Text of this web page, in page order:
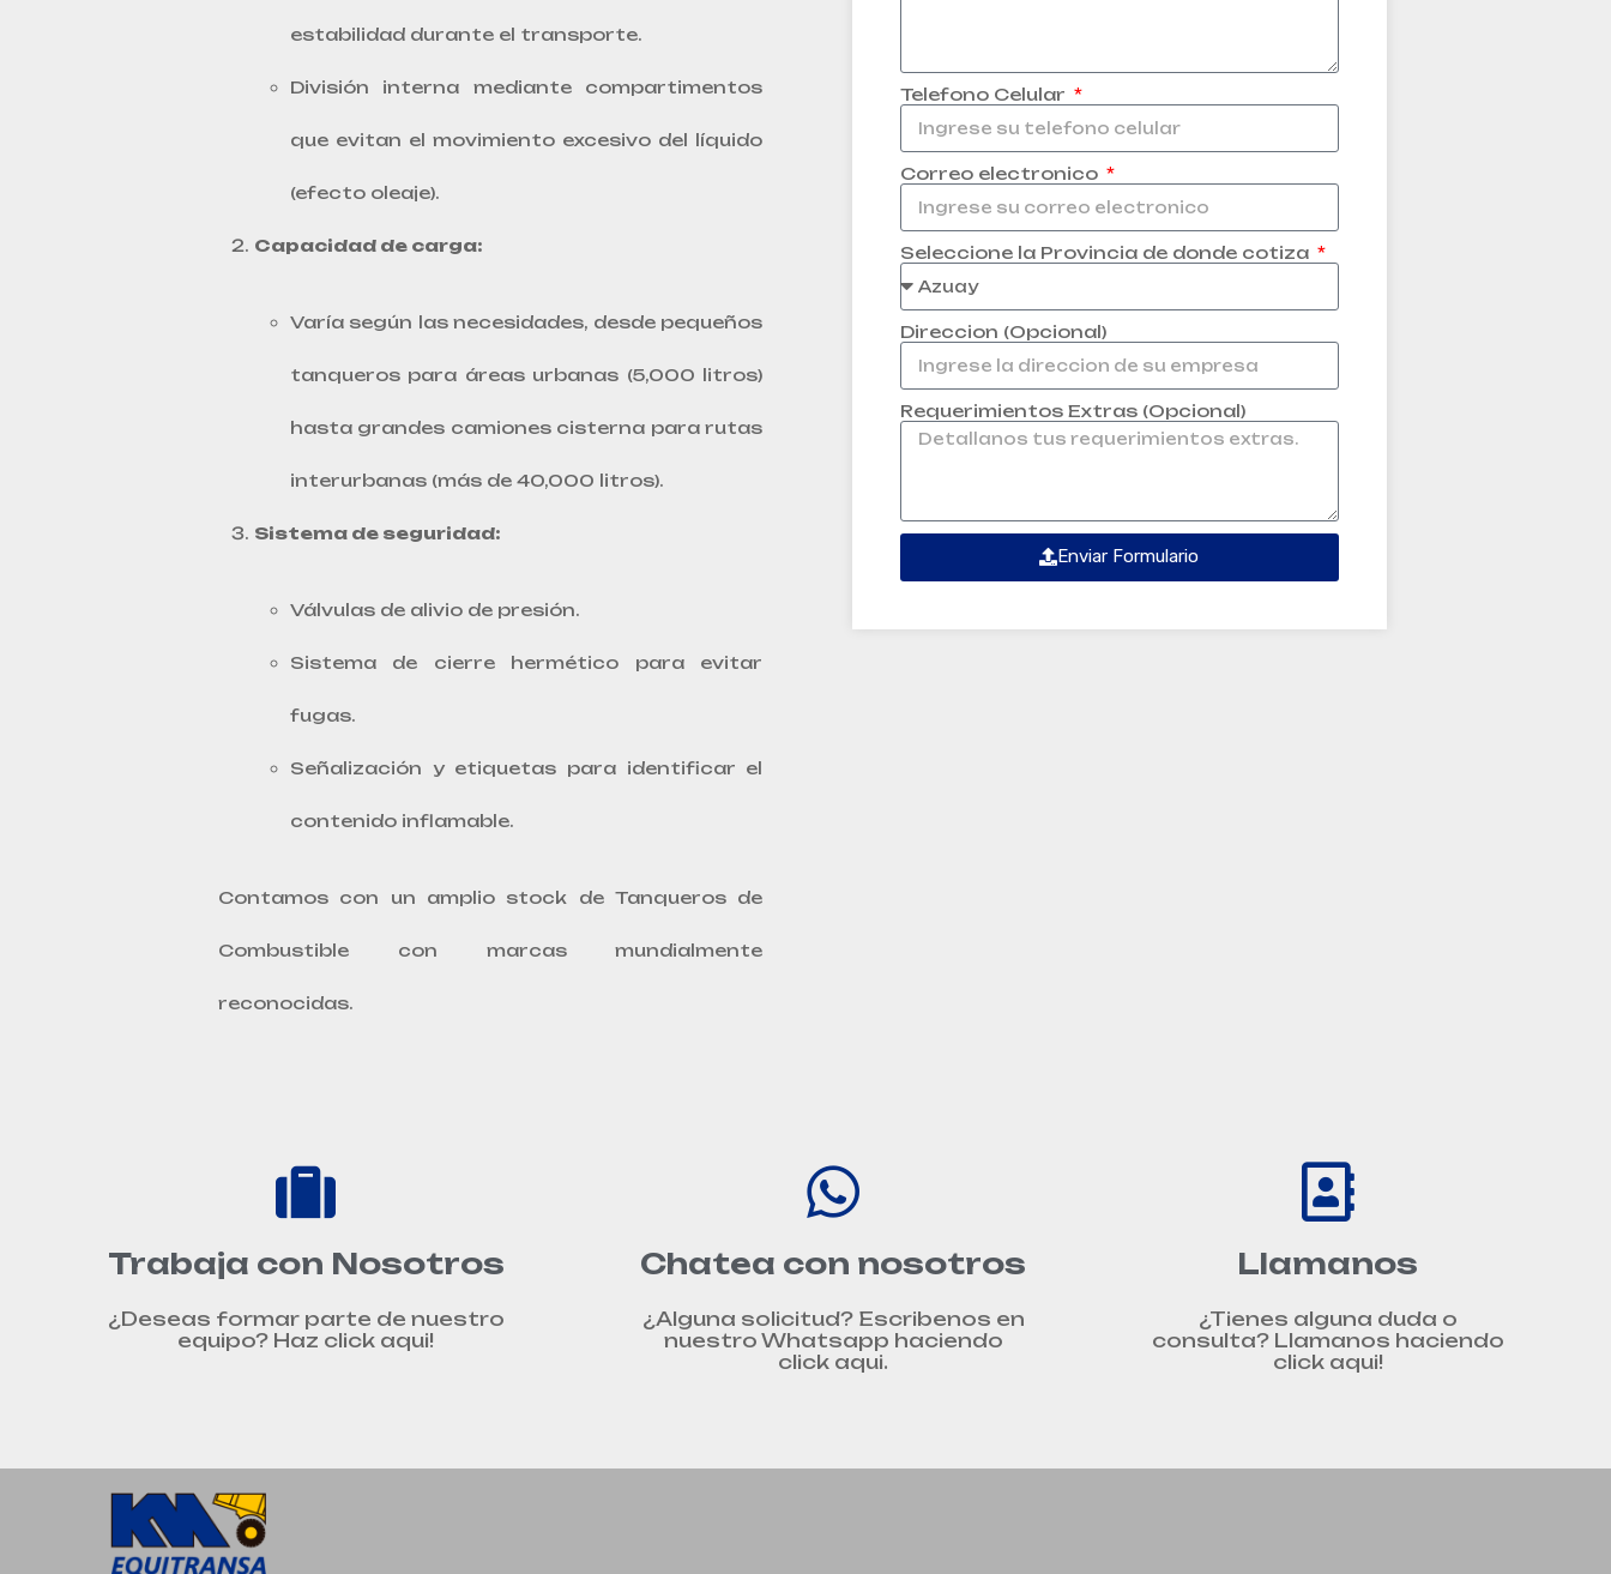
estabilidad durante el transporte.
División interna mediante compartimentos
que evitan el movimiento excesivo del líquido
(efecto oleaje).
Capacidad de carga:
Varía según las necesidades, desde pequeños
tanqueros para áreas urbanas (5,000 litros)
hasta grandes camiones cisterna para rutas
interurbanas (más de 40,000 litros).
Sistema de seguridad:
Válvulas de alivio de presión.
Sistema de cierre hermético para evitar
fugas.
Señalización y etiquetas para identificar el
contenido inflamable.
Contamos con un amplio stock de Tanqueros de
Combustible con marcas mundialmente
reconocidas.
Telefono Celular
Correo electronico
Seleccione la Provincia de donde cotiza
Direccion (Opcional)
Requerimientos Extras (Opcional)
Enviar Formulario
Trabaja con Nosotros
¿Deseas formar parte de nuestro
equipo? Haz click aqui!
Chatea con nosotros
¿Alguna solicitud? Escribenos en
nuestro Whatsapp haciendo
click aqui.
Llamanos
¿Tienes alguna duda o
consulta? Llamanos haciendo
click aqui!